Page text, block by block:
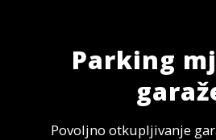
Parking
Povoljno otkupljivanje